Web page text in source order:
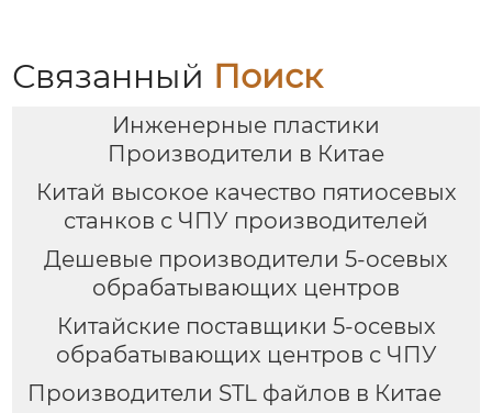
Связанный Поиск
Инженерные пластики
Производители в Китае
Китай высокое качество пятиосевых
станков с ЧПУ производителей
Дешевые производители 5-осевых
обрабатывающих центров
Китайские поставщики 5-осевых
обрабатывающих центров с ЧПУ
Производители STL файлов в Китае